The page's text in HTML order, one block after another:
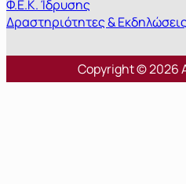
Φ.Ε.Κ. Ίδρυσης
Δραστηριότητες &
Copyright © 2026